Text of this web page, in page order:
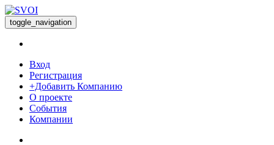
toggle_navigation
Вход
Регистрация
+Добавить Компанию
О проекте
События
Компании